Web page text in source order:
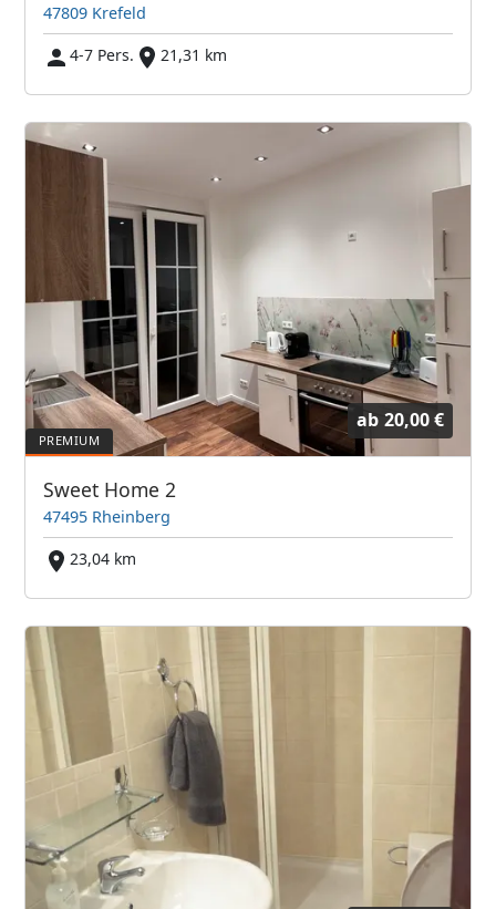
47809 Krefeld
4-7 Pers.
21,31 km
ab 20,00 €
Sweet Home 2
47495 Rheinberg
23,04 km